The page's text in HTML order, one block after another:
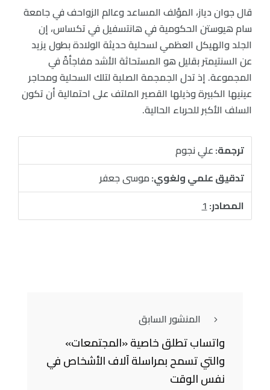
قال جوان دياز، المؤلف المساعد وعالم الزواحف في جامعة
سام هيوستن الحكومية في هانتسفيل في تكساس، إن
الجلد والهيكل العظمي لسحلية حديثة الولادة بطول يزيد
عن السنتيمتر بقليل هو المستحاثة الأشد مفاجأةً في
المجموعة. إذ تدل الجمجمة الصلبة لتلك السحلية ومحاجر
عينيها الكبيرة وذيلها القصير الملتف على احتمالية أن تكون
السلف الأكبر للحرباء الحالية.
ترجمة:علي نجوم
تدقيق علمي ولغوي:موسى جعفر
المصادر:1
المنشور السابق
واتساب تطلق خاصية «المجتمعات»
والتي تسمح بمراسلة آلاف الأشخاص في
نفس الوقت